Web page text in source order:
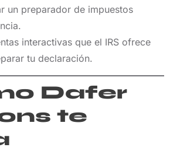
un preparador de impuestos
interactivas que el IRS ofrece
tu declaración.
Dafer
te